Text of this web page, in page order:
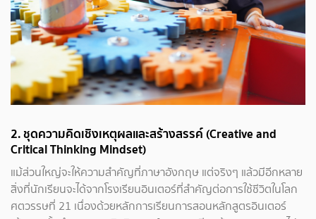
2.ชุดความคิดเชิงเหตุผลและสร้างสรรค์ (Creative and
Critical Thinking Mindset)
แม้ส่วนใหญ่จะให้ความสำคัญที่ภาษาอังกฤษ แต่จริงๆ แล้วมีอีกหลาย
สิ่งที่นักเรียนจะได้จากโรงเรียนอินเตอร์ที่สำคัญต่อการใช้ชีวิตในโลก
ศตวรรษที่ 21 เนื่องด้วยหลักการเรียนการสอนหลักสูตรอินเตอร์